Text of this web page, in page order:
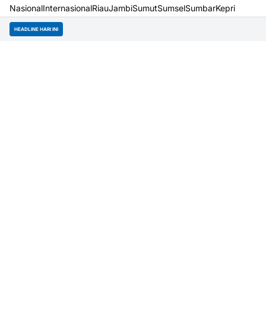
NasionalInternasionalRiauJambiSumutSumselSumbarKepri
HEADLINE HARI INI